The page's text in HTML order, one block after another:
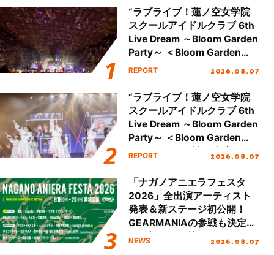
“ラブライブ！蓮ノ空女学院
スクールアイドルクラブ 6th
Live Dream ～Bloom Garden
Party～ ＜Bloom Garden
Party Stage／埼玉公演＞”
REPORT 2026.08.07
“ラブライブ！蓮ノ空女学院
スクールアイドルクラブ 6th
Live Dream ～Bloom Garden
Party～ ＜Bloom Garden
Party Stage／埼玉公演＞”
REPORT 2026.08.07
「ナガノアニエラフェスタ
2026」全出演アーティスト
発表＆新ステージ初公開！
GEARMANIAの参戦も決定
し、初となる第3ステージの
NEWS 2026.08.07